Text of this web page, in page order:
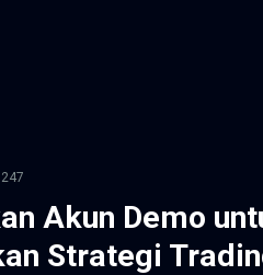
247
Akun Demo
Strategi